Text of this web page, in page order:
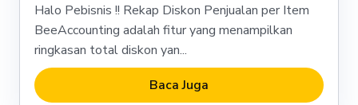
Halo Pebisnis !! Rekap Diskon Penjualan per Item
BeeAccounting adalah fitur yang menampilkan
ringkasan total diskon yan...
Baca Juga